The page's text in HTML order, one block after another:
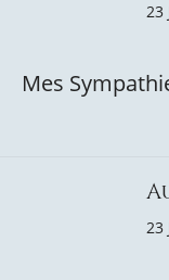
23
Mes
23